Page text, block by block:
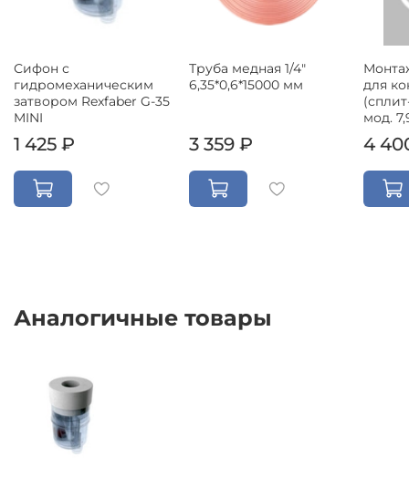
Сифон с
гидромеханическим
затвором Rexfaber G-35
MINI
1 425 ₽
Труба медная 1/4"
6,35*0,6*15000 мм
3 359 ₽
для
мод.
4
Аналогичные товары